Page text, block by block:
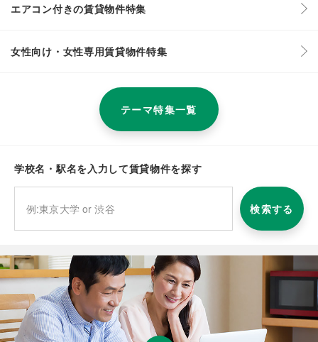
エアコン付きの賃貸物件特集
女性向け・女性専用賃貸物件特集
テーマ特集一覧
学校名・駅名を入力して賃貸物件を探す
検索する